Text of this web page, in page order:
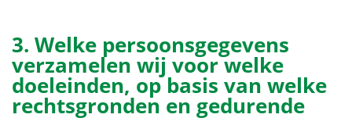
3. Welke persoonsgegevens
verzamelen wij voor welke
doeleinden, op basis van welke
rechtsgronden en gedurende